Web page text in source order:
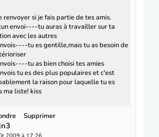
renvoyer si je fais partie de tes amis.
envoi----tu auras à travailler sur ta
avec les autres
tu es gentille,mais tu as besoin de
tu as bien choisi tes amies
tu es des plus populaires et c'est
la raison pour laquelle tu es
ma liste! kiss
Supprimer